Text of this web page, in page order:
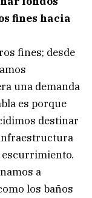
fines hacia
fines; desde
una demanda
es porque
destinar
a
los baños